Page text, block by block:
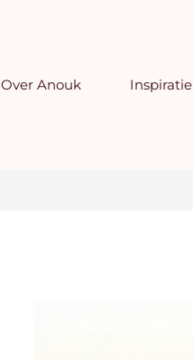
Over Anouk Inspiratie